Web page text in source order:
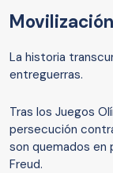
La historia
entreguerras.
Tras los Juegos
persecución
son quemados en
Freud.